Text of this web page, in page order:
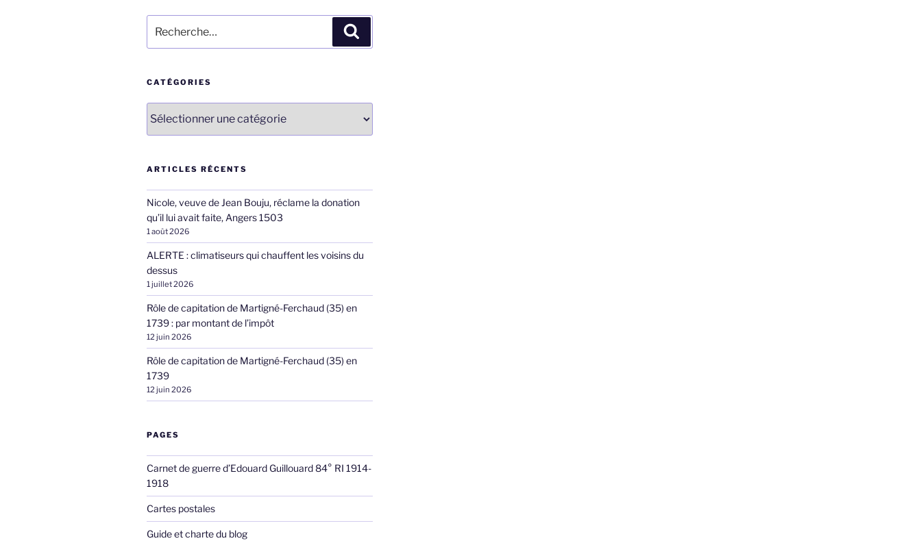
pour
:
CATÉGORIES
ARTICLES RÉCENTS
Nicole, veuve de Jean Bouju, réclame la donation
qu’il lui avait faite, Angers 1503
1 août 2026
ALERTE : climatiseurs qui chauffent les voisins du
dessus
1 juillet 2026
Rôle de capitation de Martigné-Ferchaud (35) en
1739 : par montant de l’impôt
12 juin 2026
Rôle de capitation de Martigné-Ferchaud (35) en
1739
12 juin 2026
PAGES
Carnet de guerre d’Edouard Guillouard 84° RI 1914-
1918
Cartes postales
Guide et charte du blog